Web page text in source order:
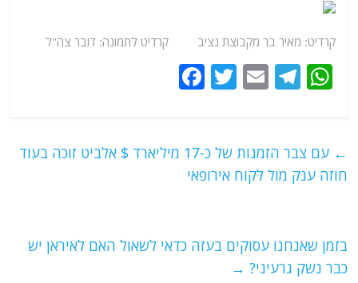
קרדיט: מאיר בר מקבוצת נציב קרדיט לתמונה: דובר צה"ל
W
s
A
T
g
ra
E
l
T
er
e
k
←
עם צבר הזמנות של כ-17 מיליארד $ אלביט זוכה בעוד
חוזה ענק מול לקוח אירופאי
בזמן שאנחנו עסוקים בעזה כדאי לשאול האם לאיראן יש
כבר נשק גרעיני? →